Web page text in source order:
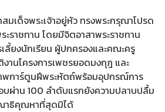
ด็จพระเจ้าอยู่หัว ทรงพระกรุณาโปรด
ะราชทาน โดยมีจิตอาสาพระราชทาน
ลี้ยงนักเรียน ผู้ปกครองและคณะครู
านโครงการเพชรยอดมงกุฎ และ
าพการ์ตูนฝีพระหัตถ์พร้อมอุปกรณ์การ
บผ่าน 100 ลำดับแรกยังความปลาบปลื้ม
าธิคุณหาที่สุดมิได้